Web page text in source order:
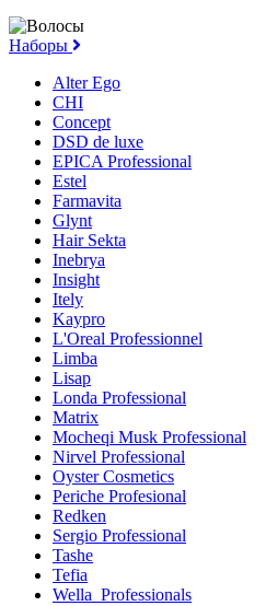
Наборы
Alter Ego
CHI
Concept
DSD de luxe
EPICA Professional
Estel
Farmavita
Glynt
Hair Sekta
Inebrya
Insight
Itely
Kaypro
L'Oreal Professionnel
Limba
Lisap
Londa Professional
Matrix
Mocheqi Musk Professional
Nirvel Professional
Oyster Cosmetics
Periche Profesional
Redken
Sergio Professional
Tashe
Tefia
Wella_Professionals